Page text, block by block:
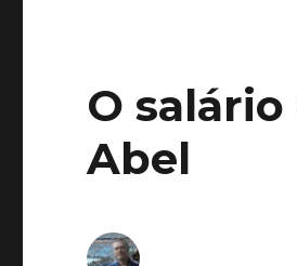
O
Abel